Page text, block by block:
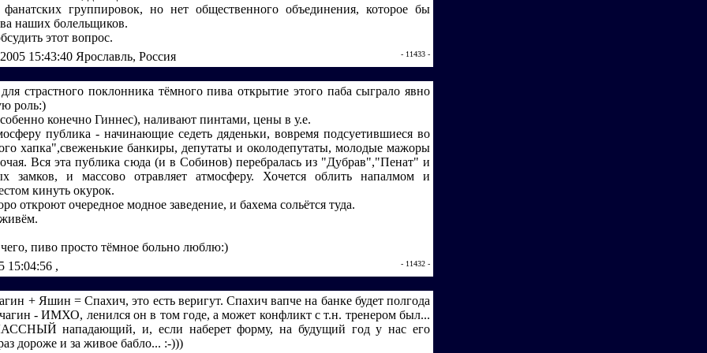
группировок, но нет общественного объединения, которое бы
наших болельщиков.
этот вопрос.
15:43:40 Ярославль, Россия - 11433 -
страстного поклонника тёмного пива открытие этого паба сыграло явно
роль:)
конечно Гиннес), наливают пинтами, цены в у.е.
публика - начинающие седеть дяденьки, вовремя подсуетившиеся во
хапка",свеженькие банкиры, депутаты и околодепутаты, молодые мажоры
Вся эта публика сюда (и в Собинов) перебралась из "Дубрав","Пенат" и
замков, и массово отравляет атмосферу. Хочется облить напалмом и
кинуть окурок.
откроют очередное модное заведение, и бахема сольётся туда.
пиво просто тёмное больно люблю:)
15:04:56 , - 11432 -
+ Яшин = Спахич, это есть веригут. Спахич вапче на банке будет полгода
- ИМХО, ленился он в том годе, а может конфликт с т.н. тренером был...
нападающий, и, если наберет форму, на будущий год у нас его
дороже и за живое бабло... :-)))